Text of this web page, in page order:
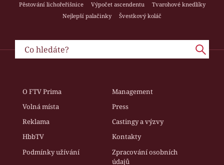
Pěstování lichořeřišnice
Výpočet ascendentu
Tvarohové knedlíky
Nejlepší palačinky
Švestkový koláč
O FTV Prima
Management
Volná místa
Press
Reklama
Castingy a výzvy
HbbTV
Kontakty
Podmínky užívání
Zpracování osobních
údajů